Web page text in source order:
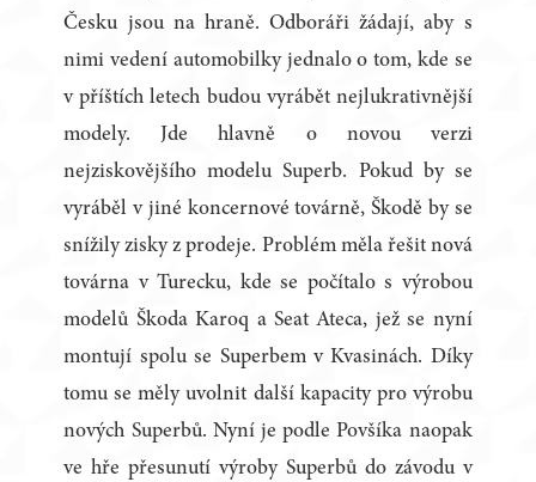
Česku jsou na hraně. Odboráři žádají, aby s
nimi vedení automobilky jednalo o tom, kde se
v příštích letech budou vyrábět nejlukrativnější
modely. Jde hlavně o novou verzi
nejziskovějšího modelu Superb. Pokud by se
vyráběl v jiné koncernové továrně, Škodě by se
snížily zisky z prodeje. Problém měla řešit nová
továrna v Turecku, kde se počítalo s výrobou
modelů Škoda Karoq a Seat Ateca, jež se nyní
montují spolu se Superbem v Kvasinách. Díky
tomu se měly uvolnit další kapacity pro výrobu
nových Superbů. Nyní je podle Povšíka naopak
ve hře přesunutí výroby Superbů do závodu v